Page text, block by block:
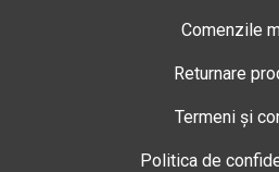
Comenzile
Returnare
Termeni și
Politica de